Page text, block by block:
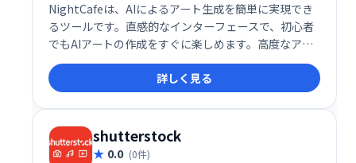
NightCafeは、AIによるアート生成を簡単に実現でき
るツールです。直感的なインターフェースで、初心者
でもAIアートの作成をすぐに楽しめます。高度なアル
ゴリズムと豊富なオプションを提供しながら、複雑な
操作は不要。あなたの創造性を解き放ち、独創的なア
ート作品を生み出しましょう。様々なスタイルや設定
を自由に試して、あなただけの傑作を作り上げてくだ
さい。
詳しく見る
shutterstock
0.0 (0件)